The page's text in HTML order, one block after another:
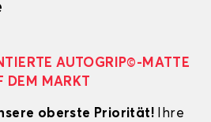
AUTOGRIP©-MATTE
DEM MARKT
oberste Priorität! Ihre